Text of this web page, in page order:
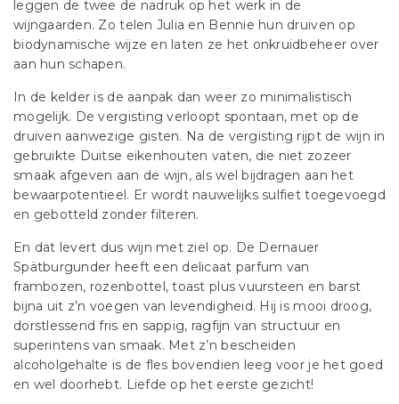
leggen de twee de nadruk op het werk in de
wijngaarden. Zo telen Julia en Bennie hun druiven op
biodynamische wijze en laten ze het onkruidbeheer over
aan hun schapen.
In de kelder is de aanpak dan weer zo minimalistisch
mogelijk. De vergisting verloopt spontaan, met op de
druiven aanwezige gisten. Na de vergisting rijpt de wijn in
gebruikte Duitse eikenhouten vaten, die niet zozeer
smaak afgeven aan de wijn, als wel bijdragen aan het
bewaarpotentieel. Er wordt nauwelijks sulfiet toegevoegd
en gebotteld zonder filteren.
En dat levert dus wijn met ziel op. De Dernauer
Spätburgunder heeft een delicaat parfum van
frambozen, rozenbottel, toast plus vuursteen en barst
bijna uit z’n voegen van levendigheid. Hij is mooi droog,
dorstlessend fris en sappig, ragfijn van structuur en
superintens van smaak. Met z’n bescheiden
alcoholgehalte is de fles bovendien leeg voor je het goed
en wel doorhebt. Liefde op het eerste gezicht!